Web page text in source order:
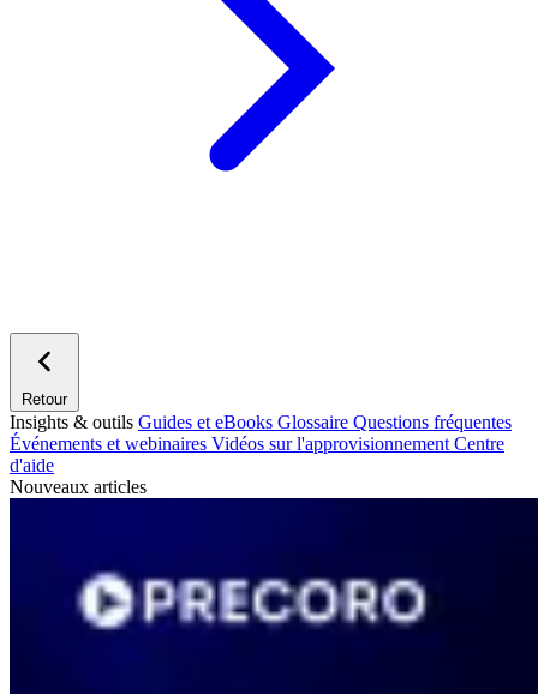
Retour
Insights & outils Guides et eBooks Glossaire Questions fréquentes
Événements et webinaires Vidéos sur l'approvisionnement Centre
d'aide
Nouveaux articles